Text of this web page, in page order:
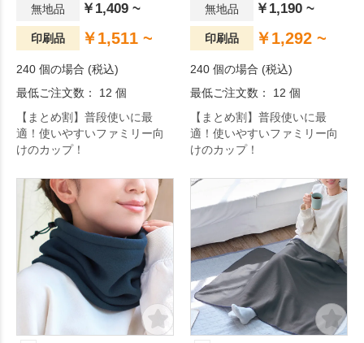
無地品 ￥1,409 ~
印刷品 ￥1,511 ~
240 個の場合 (税込)
最低ご注文数： 12 個
【まとめ割】普段使いに最
適！使いやすいファミリー向
けのカップ！
無地品 ￥1,190 ~
印刷品 ￥1,292 ~
240 個の場合 (税込)
最低ご注文数： 12 個
【まとめ割】普段使いに最
適！使いやすいファミリー向
けのカップ！